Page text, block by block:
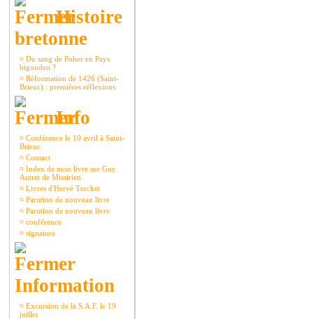
Histoire
bretonne
¤ Du sang de Poher en Pays
bigouden ?
¤ Réformation de 1426 (Saint-
Brieuc) : premières réflexions
Info
¤ Conférence le 10 avril à Saint-
Brieuc
¤ Contact
¤ Index de mon livre sur Guy
Autret de Missirien
¤ Livres d'Hervé Torchet
¤ Parution de nouveau livre
¤ Parution de nouveau livre
¤ conférence
¤ signature
Information
¤ Excursion de la S.A.F. le 19
juillet